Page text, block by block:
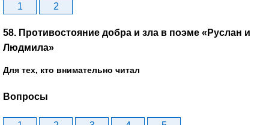
1 2
58. Противостояние добра и зла в поэме «Руслан и
Людмила»
Для тех, кто внимательно читал
Вопросы